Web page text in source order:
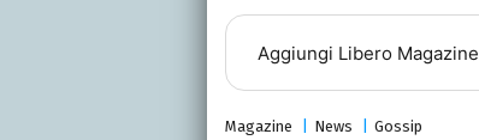
Aggiungi Libero Magazine
Magazine News Gossip